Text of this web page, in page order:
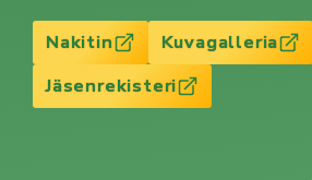
Nakitin
Kuvagalleria
Jäsenrekisteri